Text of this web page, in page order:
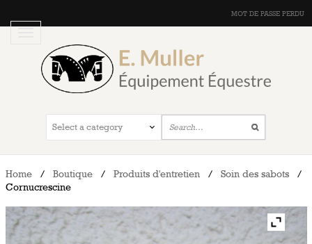
MOT DE PASSE PERDU
Home / Boutique / Produits d'entretien / Soin des sabots
/
Cornucrescine